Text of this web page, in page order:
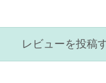
レビューを投稿